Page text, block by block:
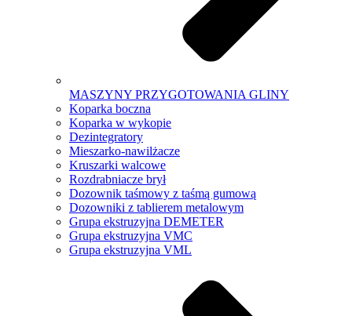
MASZYNY PRZYGOTOWANIA GLINY
Koparka boczna
Koparka w wykopie
Dezintegratory
Mieszarko-nawilżacze
Kruszarki walcowe
Rozdrabniacze brył
Dozownik taśmowy z taśmą gumową
Dozowniki z tablierem metalowym
Grupa ekstruzyjna DEMETER
Grupa ekstruzyjna VMC
Grupa ekstruzyjna VML